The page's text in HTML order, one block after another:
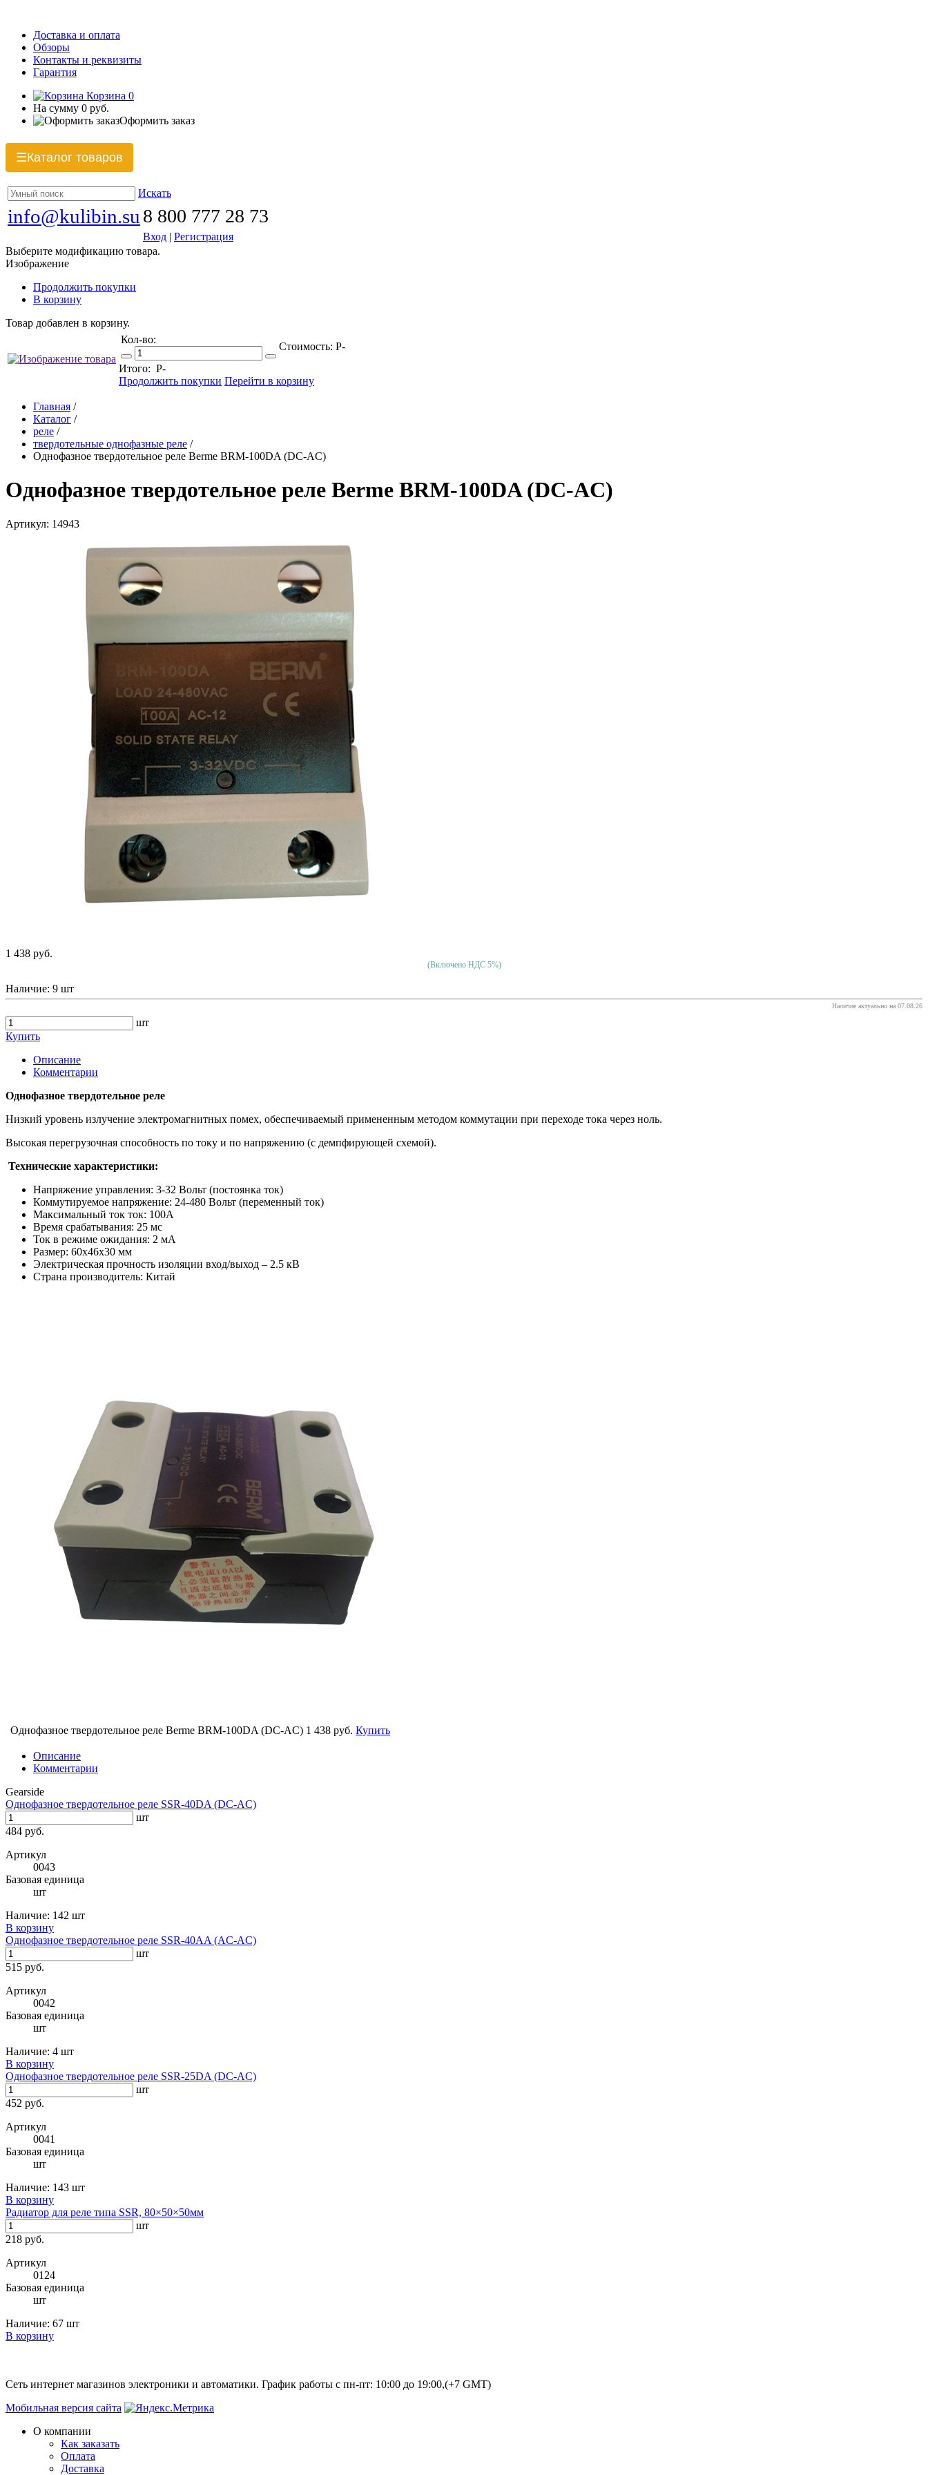
Доставка и оплата
Обзоры
Контакты и реквизиты
Гарантия
Корзина 0
На сумму 0 руб.
Оформить заказ
☰Каталог товаров
Искать
info@kulibin.su 8 800 777 28 73
Вход | Регистрация
Выберите модификацию товара.
Изображение
Продолжить покупки
В корзину
Товар добавлен в корзину.
Кол-во:
Стоимость: Р-
Итого: Р-
Продолжить покупки Перейти в корзину
Главная /
Каталог /
реле /
твердотельные однофазные реле /
Однофазное твердотельное реле Berme BRM-100DA (DC-AC)
Однофазное твердотельное реле Berme BRM-100DA (DC-AC)
Артикул: 14943
1 438 руб.
(Включено НДС 5%)
Наличие: 9 шт
Наличие актуально на 07.08.26
шт
Купить
Описание
Комментарии
Однофазное твердотельное реле
Низкий уровень излучение электромагнитных помех, обеспечиваемый примененным методом коммутации при переходе тока через ноль.
Высокая перегрузочная способность по току и по напряжению (с демпфирующей схемой).
Технические характеристики:
Напряжение управления: 3-32 Вольт (постоянка ток)
Коммутируемое напряжение: 24-480 Вольт (переменный ток)
Максимальный ток ток: 100A
Время срабатывания: 25 мс
Ток в режиме ожидания: 2 мА
Размер: 60х46х30 мм
Электрическая прочность изоляции вход/выход – 2.5 кВ
Страна производитель: Китай
Однофазное твердотельное реле Berme BRM-100DA (DC-AC) 1 438 руб. Купить
Описание
Комментарии
Gearside
Однофазное твердотельное реле SSR-40DA (DC-AC)
шт
484 руб.
Артикул
0043
Базовая единица
шт
Наличие: 142 шт
В корзину
Однофазное твердотельное реле SSR-40AA (AC-AC)
шт
515 руб.
Артикул
0042
Базовая единица
шт
Наличие: 4 шт
В корзину
Однофазное твердотельное реле SSR-25DA (DC-AC)
шт
452 руб.
Артикул
0041
Базовая единица
шт
Наличие: 143 шт
В корзину
Радиатор для реле типа SSR, 80×50×50мм
шт
218 руб.
Артикул
0124
Базовая единица
шт
Наличие: 67 шт
В корзину
Сеть интернет магазинов электроники и автоматики. График работы с пн-пт: 10:00 до 19:00,(+7 GMT)
Мобильная версия сайта
О компании
Как заказать
Оплата
Доставка